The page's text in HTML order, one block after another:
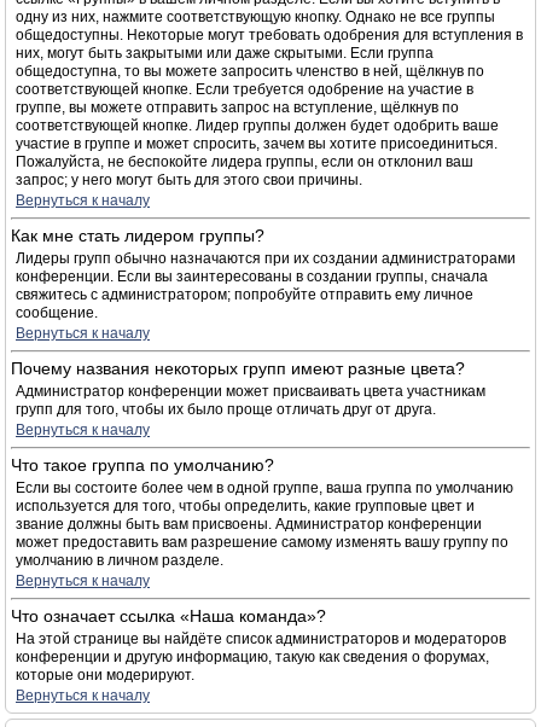
одну из них, нажмите соответствующую кнопку. Однако не все группы
общедоступны. Некоторые могут требовать одобрения для вступления в
них, могут быть закрытыми или даже скрытыми. Если группа
общедоступна, то вы можете запросить членство в ней, щёлкнув по
соответствующей кнопке. Если требуется одобрение на участие в
группе, вы можете отправить запрос на вступление, щёлкнув по
соответствующей кнопке. Лидер группы должен будет одобрить ваше
участие в группе и может спросить, зачем вы хотите присоединиться.
Пожалуйста, не беспокойте лидера группы, если он отклонил ваш
запрос; у него могут быть для этого свои причины.
Вернуться к началу
Как мне стать лидером группы?
Лидеры групп обычно назначаются при их создании администраторами
конференции. Если вы заинтересованы в создании группы, сначала
свяжитесь с администратором; попробуйте отправить ему личное
сообщение.
Вернуться к началу
Почему названия некоторых групп имеют разные цвета?
Администратор конференции может присваивать цвета участникам
групп для того, чтобы их было проще отличать друг от друга.
Вернуться к началу
Что такое группа по умолчанию?
Если вы состоите более чем в одной группе, ваша группа по умолчанию
используется для того, чтобы определить, какие групповые цвет и
звание должны быть вам присвоены. Администратор конференции
может предоставить вам разрешение самому изменять вашу группу по
умолчанию в личном разделе.
Вернуться к началу
Что означает ссылка «Наша команда»?
На этой странице вы найдёте список администраторов и модераторов
конференции и другую информацию, такую как сведения о форумах,
которые они модерируют.
Вернуться к началу